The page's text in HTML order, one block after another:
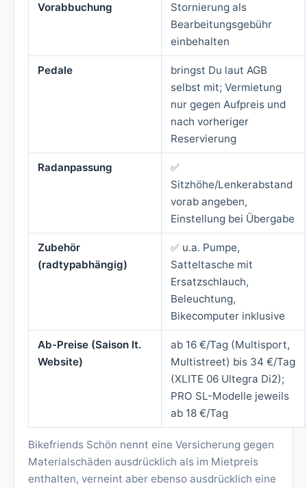
Vorabbuchung
Stornierung als
Bearbeitungsgebühr
einbehalten
Pedale
bringst Du laut AGB
selbst mit; Vermietung
nur gegen Aufpreis und
nach vorheriger
Reservierung
Radanpassung
✅
Sitzhöhe/Lenkerabstand
vorab angeben,
Einstellung bei Übergabe
Zubehör
(radtypabhängig)
✅ u.a. Pumpe,
Satteltasche mit
Ersatzschlauch,
Beleuchtung,
Bikecomputer inklusive
Ab-Preise (Saison lt.
Website)
ab 16 €/Tag (Multisport,
Multistreet) bis 34 €/Tag
(XLITE 06 Ultegra Di2);
PRO SL-Modelle jeweils
ab 18 €/Tag
Bikefriends Schön nennt eine Versicherung gegen
Materialschäden ausdrücklich als im Mietpreis
enthalten, verneint aber ebenso ausdrücklich eine